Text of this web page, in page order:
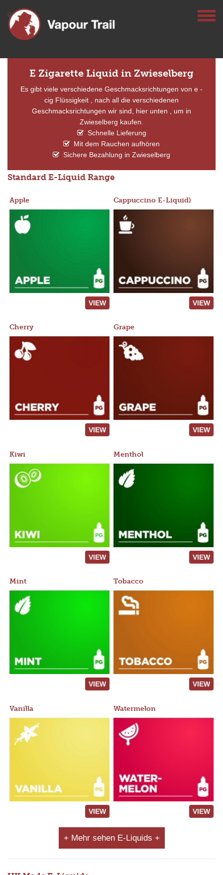
E Zigarette Liquid in Zwieselberg
Es gibt viele verschiedene Geschmacksrichtungen von e -
cig Flüssigkeit , nach all die verschiedenen
Geschmacksrichtungen wir sind, hier unten , um in
Zwieselberg kaufen.
Schnelle Lieferung
Mit dem Rauchen aufhören
Sichere Bezahlung in Zwieselberg
Standard E-Liquid Range
Apple
VIEW
Cappuccino E-Liquid)
VIEW
Cherry
VIEW
Grape
VIEW
Kiwi
VIEW
Menthol
VIEW
Mint
VIEW
Tobacco
VIEW
Vanilla
VIEW
Watermelon
VIEW
+ Mehr sehen E-Liquids +